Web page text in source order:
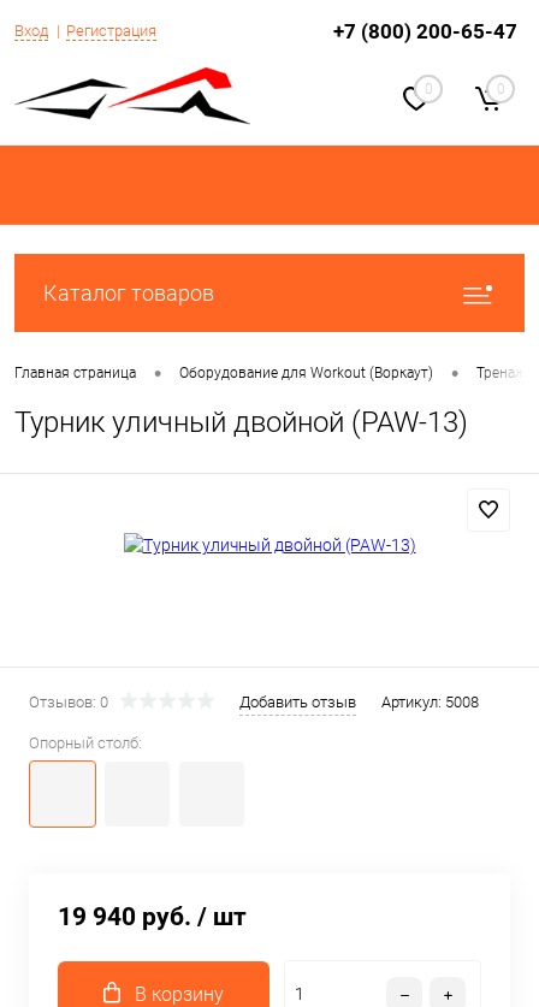
Вход Регистрация +7 (800) 200-65-47
0 0
Каталог товаров
Главная страница • Оборудование для Workout (Воркаут) •
Турник уличный двойной (PAW-13)
Отзывов: 0 Добавить отзыв Артикул: 5008
Опорный столб:
19 940 руб. / шт
В корзину